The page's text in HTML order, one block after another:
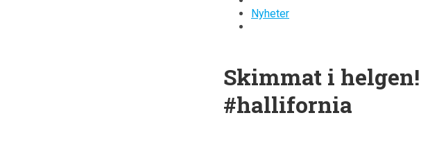
Nyheter
Skimmat i
#hallifornia